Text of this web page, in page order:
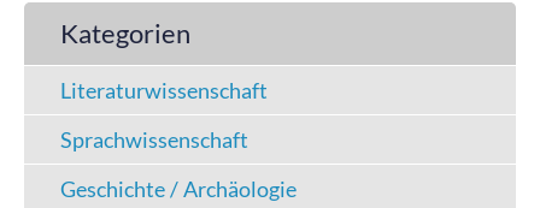
Kategorien
Literaturwissenschaft
Sprachwissenschaft
Geschichte / Archäologie